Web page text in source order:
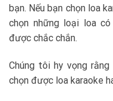
bạn. Nếu bạn chọn loa
chọn những loại loa
được chắc chắn.
Chúng tôi hy vọng
chọn được loa karaoke